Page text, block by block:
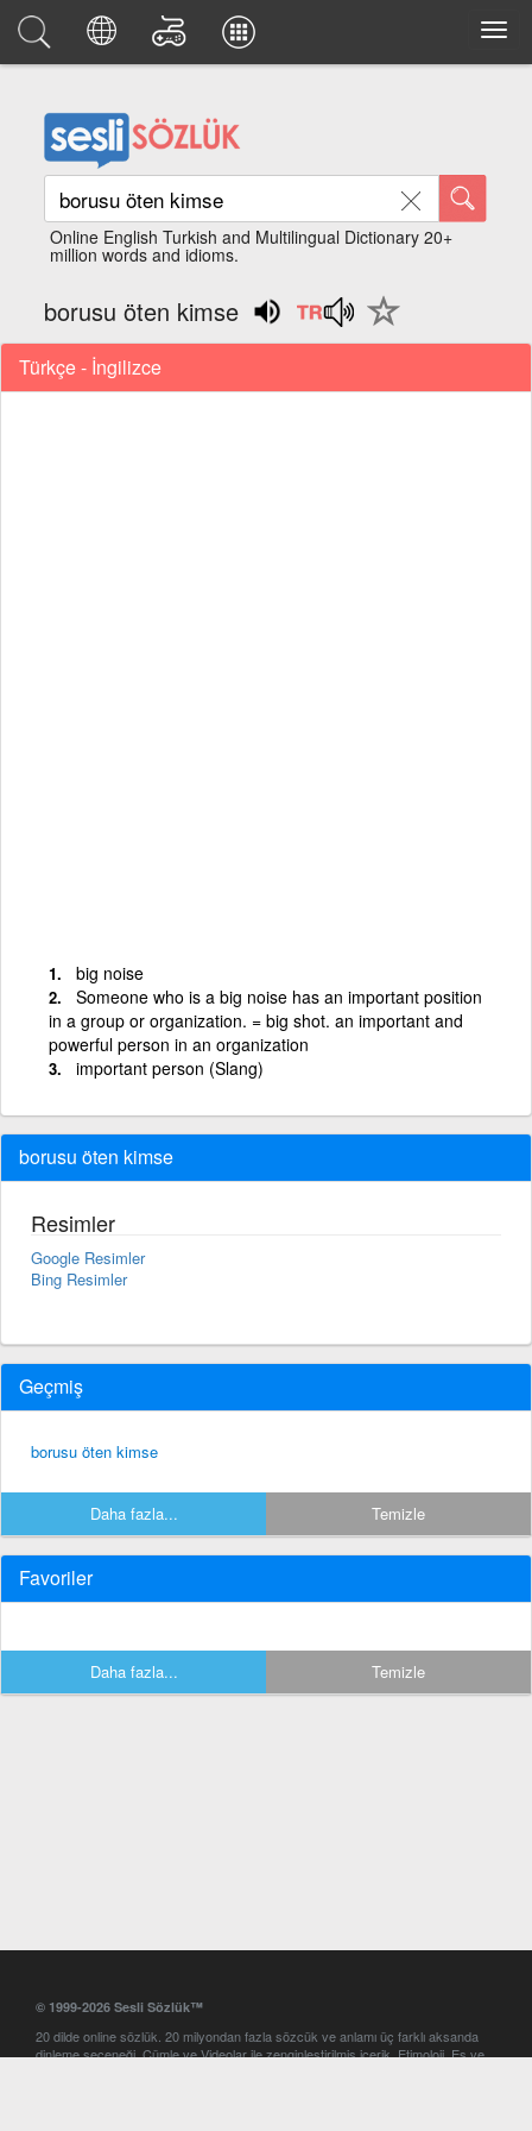
Online English Turkish and Multilingual Dictionary 20+
million words and idioms.
borusu öten kimse
Türkçe - İngilizce
big noise
Someone who is a big noise has an important position
in a group or organization. = big shot. an important and
powerful person in an organization
important person (Slang)
borusu öten kimse
Resimler
Google Resimler
Bing Resimler
Geçmiş
borusu öten kimse
Daha fazla... Temizle
Favoriler
Daha fazla... Temizle
© 1999-2026 Sesli Sözlük™
20 dilde online sözlük. 20 milyondan fazla sözcük ve anlamı üç farklı aksanda
dinleme seçeneği. Cümle ve Videolar ile zenginleştirilmiş içerik. Etimoloji, Eş ve